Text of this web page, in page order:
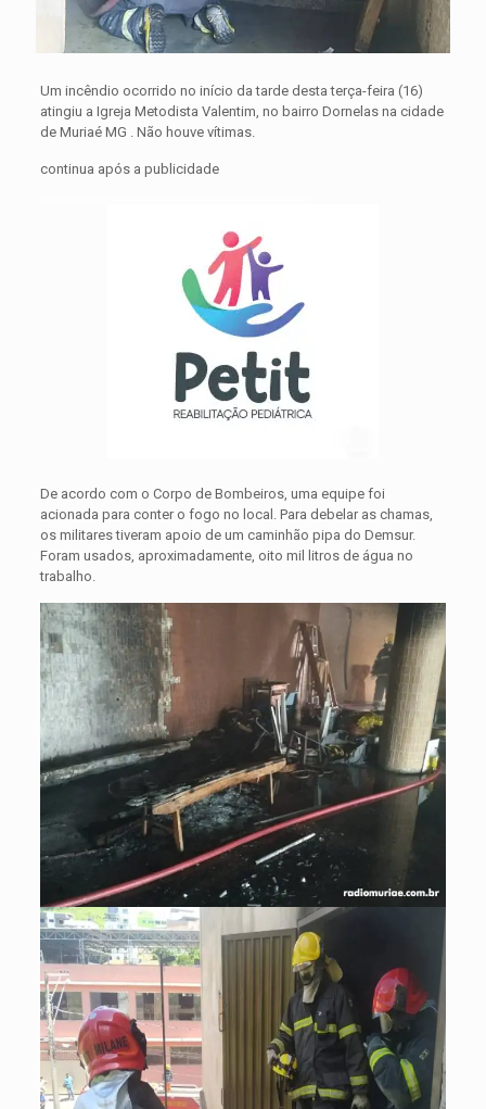
Um incêndio ocorrido no início da tarde desta terça-feira (16)
atingiu a Igreja Metodista Valentim, no bairro Dornelas na cidade
de Muriaé MG . Não houve vítimas.
continua após a publicidade
De acordo com o Corpo de Bombeiros, uma equipe foi
acionada para conter o fogo no local. Para debelar as chamas,
os militares tiveram apoio de um caminhão pipa do Demsur.
Foram usados, aproximadamente, oito mil litros de água no
trabalho.